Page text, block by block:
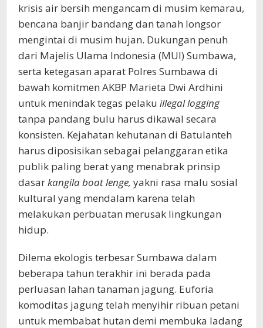
krisis air bersih mengancam di musim kemarau,
bencana banjir bandang dan tanah longsor
mengintai di musim hujan. Dukungan penuh
dari Majelis Ulama Indonesia (MUI) Sumbawa,
serta ketegasan aparat Polres Sumbawa di
bawah komitmen AKBP Marieta Dwi Ardhini
untuk menindak tegas pelaku illegal logging
tanpa pandang bulu harus dikawal secara
konsisten. Kejahatan kehutanan di Batulanteh
harus diposisikan sebagai pelanggaran etika
publik paling berat yang menabrak prinsip
dasarkangila boat lenge, yakni rasa malu sosial
kultural yang mendalam karena telah
melakukan perbuatan merusak lingkungan
hidup.
Dilema ekologis terbesar Sumbawa dalam
beberapa tahun terakhir ini berada pada
perluasan lahan tanaman jagung. Euforia
komoditas jagung telah menyihir ribuan petani
untuk membabat hutan demi membuka ladang